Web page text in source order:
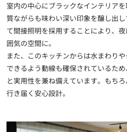
室内の中心にブラックなインテリア
質ながらも味わい深い印象を醸し出
て間接照明を採用することにより、
囲気の空間に。
また、このキッチンからは水まわり
できるよう動線も確保されているた
と実用性を兼ね備えています。もち
行き届く安心設計。